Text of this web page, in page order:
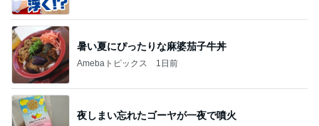
暑い夏にぴったりな麻婆茄子牛丼
Amebaトピックス 1日前
夜しまい忘れたゴーヤが一夜で噴火